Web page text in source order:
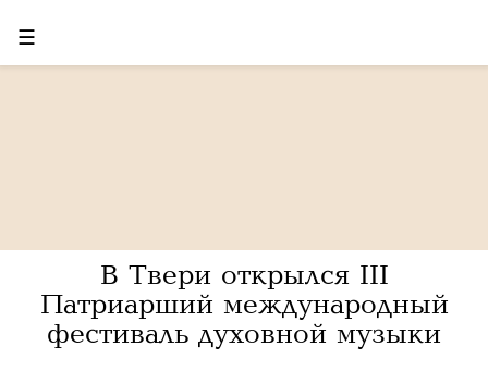
☰
В Твери открылся III
Патриарший международный
фестиваль духовной музыки